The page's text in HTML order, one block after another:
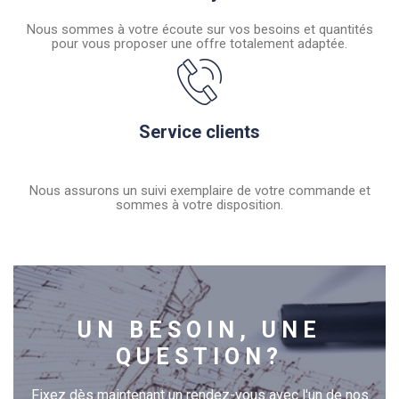
Nous sommes à votre écoute sur vos besoins et quantités
pour vous proposer une offre totalement adaptée.
Service clients
Nous assurons un suivi exemplaire de votre commande et
sommes à votre disposition.
UN BESOIN, UNE
QUESTION?
Fixez dès maintenant un rendez-vous avec l'un de nos